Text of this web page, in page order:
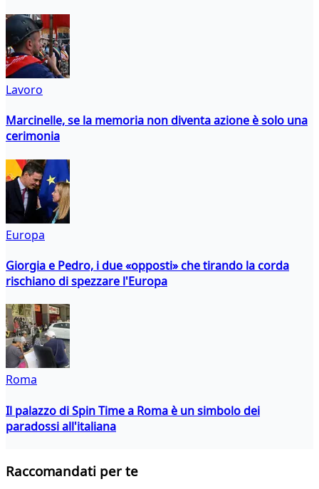
Lavoro
Marcinelle, se la memoria non diventa azione è solo una
cerimonia
Europa
Giorgia e Pedro, i due «opposti» che tirando la corda
rischiano di spezzare l'Europa
Roma
Il palazzo di Spin Time a Roma è un simbolo dei
paradossi all'italiana
Raccomandati per te